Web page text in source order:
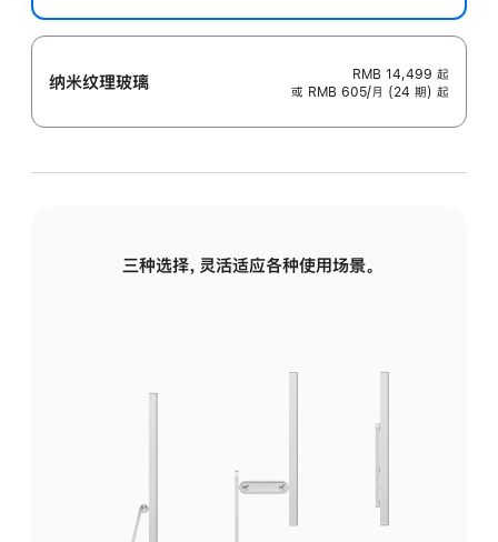
纳米纹理玻璃 RMB 14,499 起
或 RMB 605/月 (24 期) 起
三种选择，灵活适应各种使用场景。